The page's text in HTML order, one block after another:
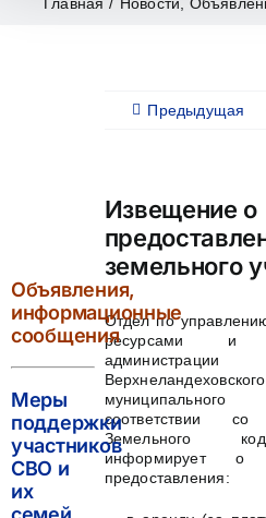
Предыдущая
Извещение о
земельного
Отдел по
ресурсами и
администрации
Верхнеландеховского
соответствии
Земельного
информирует о
предоставления:
Объявления,
информационные
сообщения
Меры
поддержки
участников
СВО и
их